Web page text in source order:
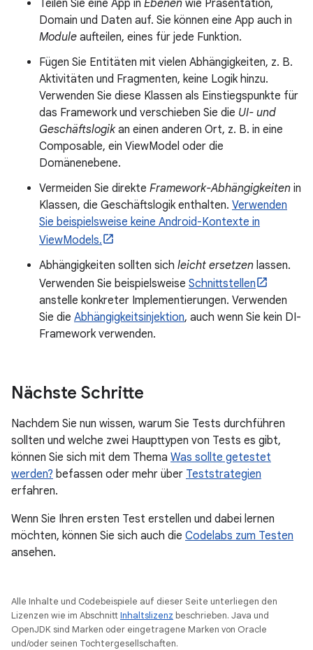
Teilen Sie eine App in Ebenen wie Präsentation,
Domain und Daten auf. Sie können eine App auch in
Module aufteilen, eines für jede Funktion.
Fügen Sie Entitäten mit vielen Abhängigkeiten, z. B.
Aktivitäten und Fragmenten, keine Logik hinzu.
Verwenden Sie diese Klassen als Einstiegspunkte für
das Framework und verschieben Sie die UI- und
Geschäftslogikan einen anderen Ort, z. B. in eine
Composable, ein ViewModel oder die
Domänenebene.
Vermeiden Sie direkte Framework-Abhängigkeiten in
Klassen, die Geschäftslogik enthalten. Verwenden
Sie beispielsweise keine Android-Kontexte in
ViewModels.
Abhängigkeiten sollten sich leicht ersetzen lassen.
Verwenden Sie beispielsweise Schnittstellen
anstelle konkreter Implementierungen. Verwenden
Sie die Abhängigkeitsinjektion, auch wenn Sie kein DI-
Framework verwenden.
Nächste Schritte
Nachdem Sie nun wissen, warum Sie Tests durchführen
sollten und welche zwei Haupttypen von Tests es gibt,
können Sie sich mit dem Thema Was sollte getestet
werden? befassen oder mehr über Teststrategien
erfahren.
Wenn Sie Ihren ersten Test erstellen und dabei lernen
möchten, können Sie sich auch die Codelabs zum Testen
ansehen.
Alle Inhalte und Codebeispiele auf dieser Seite unterliegen den
Lizenzen wie im AbschnittInhaltslizenz beschrieben. Java und
OpenJDK sind Marken oder eingetragene Marken von Oracle
und/oder seinen Tochtergesellschaften.